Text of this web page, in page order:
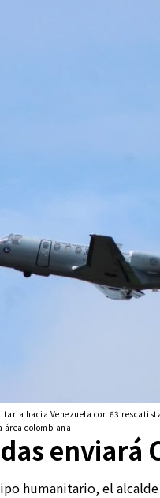
hacia Venezuela con 63
área colombiana
enviará
humanitario, el